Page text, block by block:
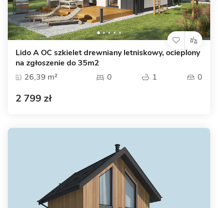
Lido A OC szkielet drewniany letniskowy, ocieplony
na zgłoszenie do 35m2
26,39 m²
0 1 0
2 799 zł